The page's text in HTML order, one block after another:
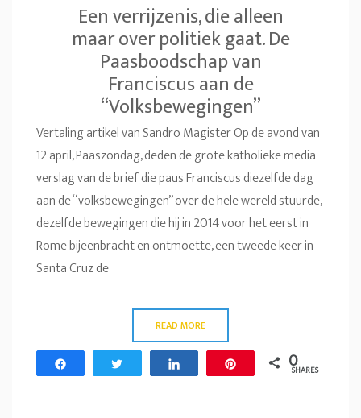
Een verrijzenis, die alleen
maar over politiek gaat. De
Paasboodschap van
Franciscus aan de
“Volksbewegingen”
Vertaling artikel van Sandro Magister Op de avond van
12 april, Paaszondag, deden de grote katholieke media
verslag van de brief die paus Franciscus diezelfde dag
aan de “volksbewegingen” over de hele wereld stuurde,
dezelfde bewegingen die hij in 2014 voor het eerst in
Rome bijeenbracht en ontmoette, een tweede keer in
Santa Cruz de
READ MORE
0
SHARES